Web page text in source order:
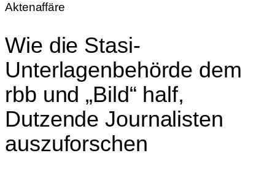
Aktenaffäre
Wie die Stasi-
Unterlagenbehörde dem
rbb und „Bild“ half,
Dutzende Journalisten
auszuforschen